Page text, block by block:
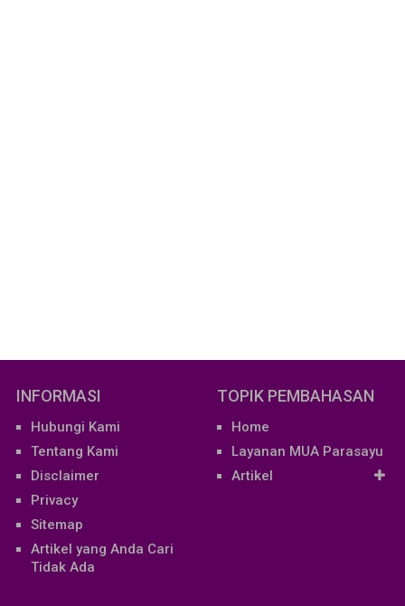
INFORMASI
Hubungi Kami
Tentang Kami
Disclaimer
Privacy
Sitemap
Artikel yang Anda Cari
Tidak Ada
TOPIK PEMBAHASAN
Home
Layanan MUA Parasayu
Artikel